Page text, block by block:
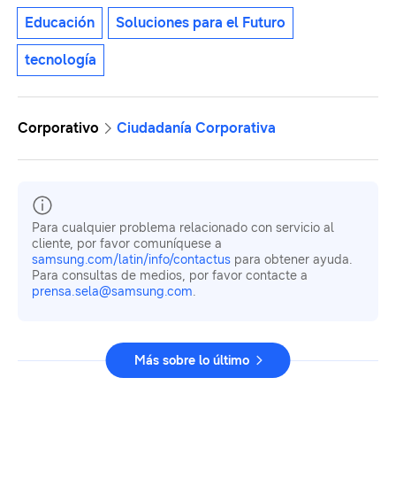
Educación Soluciones para el Futuro
tecnología
Corporativo Ciudadanía Corporativa
Para cualquier problema relacionado con servicio al
cliente, por favor comuníquese a
samsung.com/latin/info/contactus para obtener ayuda.
Para consultas de medios, por favor contacte a
prensa.sela@samsung.com.
Más sobre lo último